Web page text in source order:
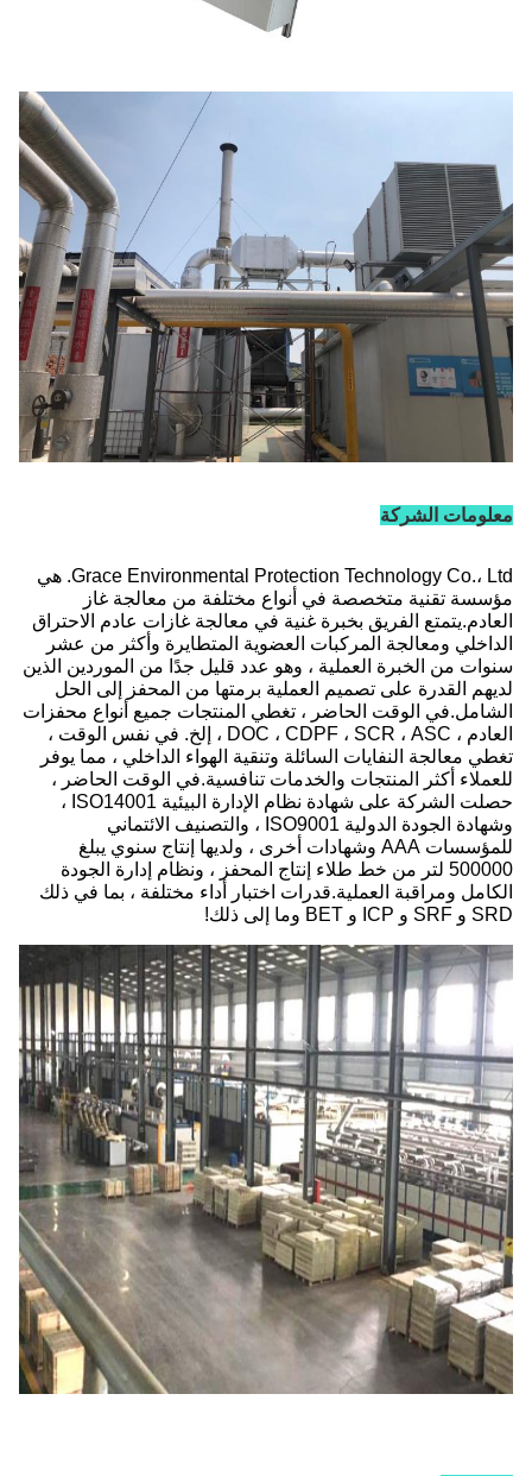
معلومات الشركة
Grace Environmental Protection Technology Co.، Ltd. هي
مؤسسة تقنية متخصصة في أنواع مختلفة من معالجة غاز
العادم.يتمتع الفريق بخبرة غنية في معالجة غازات عادم الاحتراق
الداخلي ومعالجة المركبات العضوية المتطايرة وأكثر من عشر
سنوات من الخبرة العملية ، وهو عدد قليل جدًا من الموردين الذين
لديهم القدرة على تصميم العملية برمتها من المحفز إلى الحل
الشامل.في الوقت الحاضر ، تغطي المنتجات جميع أنواع محفزات
العادم ، DOC ، CDPF ، SCR ، ASC ، إلخ. في نفس الوقت ،
تغطي معالجة النفايات السائلة وتنقية الهواء الداخلي ، مما يوفر
للعملاء أكثر المنتجات والخدمات تنافسية.في الوقت الحاضر ،
حصلت الشركة على شهادة نظام الإدارة البيئية ISO14001 ،
وشهادة الجودة الدولية ISO9001 ، والتصنيف الائتماني
للمؤسسات AAA وشهادات أخرى ، ولديها إنتاج سنوي يبلغ
500000 لتر من خط طلاء إنتاج المحفز ، ونظام إدارة الجودة
الكامل ومراقبة العملية.قدرات اختبار أداء مختلفة ، بما في ذلك
SRD و SRF و ICP و BET وما إلى ذلك!